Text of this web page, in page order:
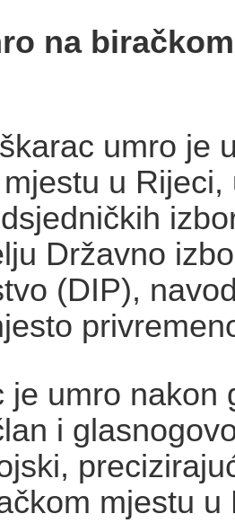
na
umro je
u Rijeci,
Državno
(DIP),
je umro nakon
i
mjestu u